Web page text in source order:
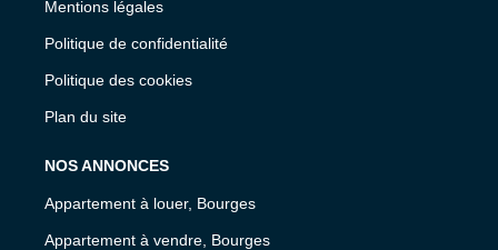
Mentions légales
Politique de confidentialité
Politique des cookies
Plan du site
NOS ANNONCES
Appartement à louer, Bourges
Appartement à vendre, Bourges